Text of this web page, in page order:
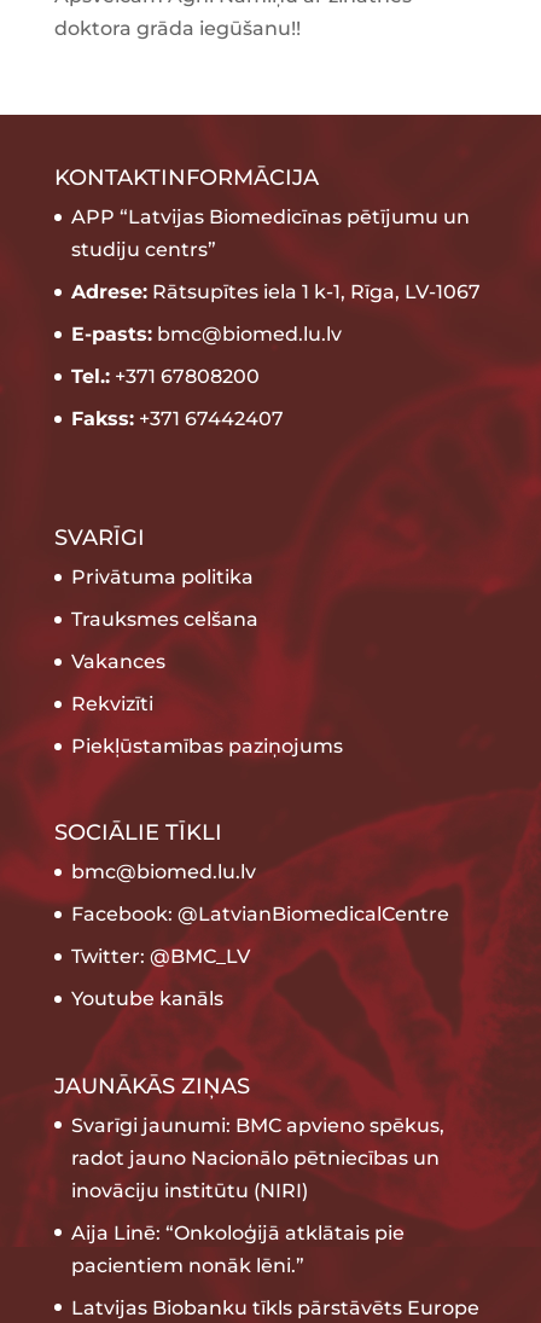
doktora grāda iegūšanu!!
KONTAKTINFORMĀCIJA
APP “Latvijas Biomedicīnas pētījumu un
studiju centrs”
Adrese:Rātsupītes iela 1 k-1, Rīga, LV-1067
E-pasts:bmc@biomed.lu.lv
Tel.:+371 67808200
Fakss:+371 67442407
SVARĪGI
Privātuma politika
Trauksmes celšana
Vakances
Rekvizīti
Piekļūstamības paziņojums
SOCIĀLIE TĪKLI
bmc@biomed.lu.lv
Facebook: @LatvianBiomedicalCentre
Twitter: @BMC_LV
Youtube kanāls
JAUNĀKĀS ZIŅAS
Svarīgi jaunumi: BMC apvieno spēkus,
radot jauno Nacionālo pētniecības un
inovāciju institūtu (NIRI)
Aija Linē: “Onkoloģijā atklātais pie
pacientiem nonāk lēni.”
Latvijas Biobanku tīkls pārstāvēts Europe